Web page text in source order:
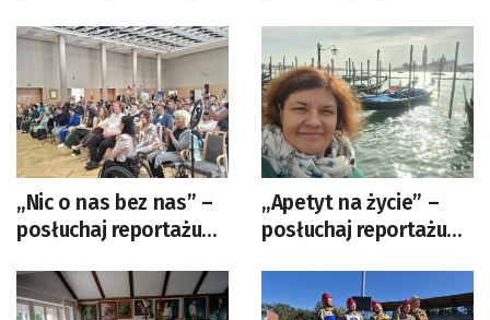
Patek
Leszko
„Nic o nas bez nas” –
posłuchaj reportażu
Krzysztof
„Apetyt na życie” –
posłuchaj reportażu